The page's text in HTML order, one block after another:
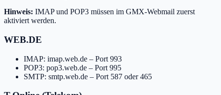
Hinweis: IMAP und POP3 müssen im GMX-Webmail zuerst
aktiviert werden.
WEB.DE
IMAP: imap.web.de – Port 993
POP3: pop3.web.de – Port 995
SMTP: smtp.web.de – Port 587 oder 465